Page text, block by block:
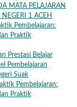
MATA PELAJARAN
1 ACEH
Pembelajaran:
Praktik
Prestasi Belajar
Pembelajaran
Suak
Pembelajaran:
Praktik